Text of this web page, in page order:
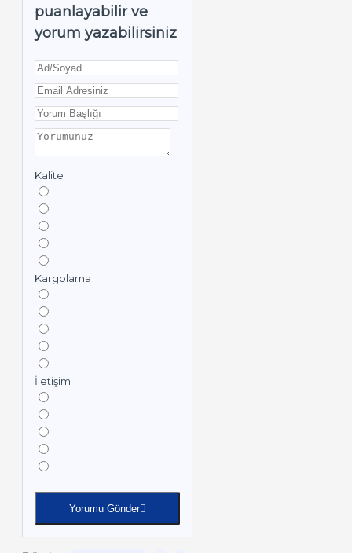
puanlayabilir ve
yorum yazabilirsiniz
Kalite
Kargolama
İletişim
Yorumu Gönder